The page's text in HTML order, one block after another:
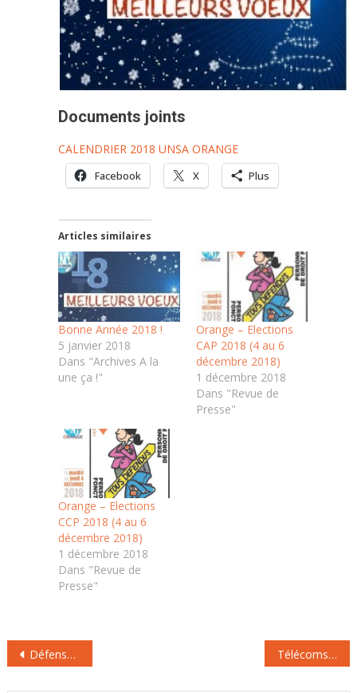
Documents joints
CALENDRIER 2018 UNSA ORANGE
Facebook X Plus
Articles similaires
Bonne Année 2018 !
5 janvier 2018
Dans "Archives A la
une ça !"
Orange – Elections
CAP 2018 (4 au 6
décembre 2018)
1 décembre 2018
Dans "Revue de
Presse"
Orange – Elections
CCP 2018 (4 au 6
décembre 2018)
1 décembre 2018
Dans "Revue de
Presse"
Navigation
de
Défense intersyndicale de Réza Shahabi Télécoms : 12 600 plaintes contre les opérateurs téléphoniques en deux mois